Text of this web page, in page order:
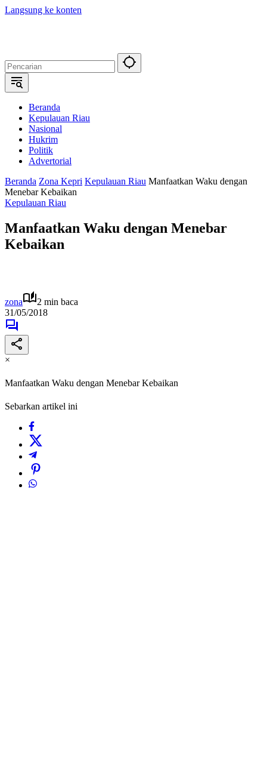
Langsung ke konten
Beranda
Kepulauan Riau
Nasional
Hukrim
Politik
Advertorial
Beranda Zona Kepri Kepulauan Riau Manfaatkan Waku dengan
Menebar Kebaikan
Kepulauan Riau
Manfaatkan Waku dengan Menebar
Kebaikan
zona
2 min baca
31/05/2018
×
Manfaatkan Waku dengan Menebar Kebaikan
Sebarkan artikel ini